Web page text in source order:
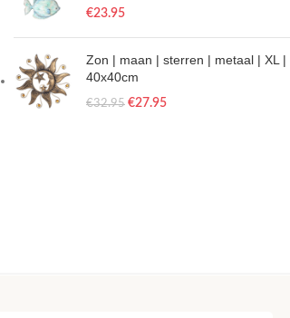
€23.95
Zon | maan | sterren | metaal | XL |
40x40cm
€32.95 €27.95